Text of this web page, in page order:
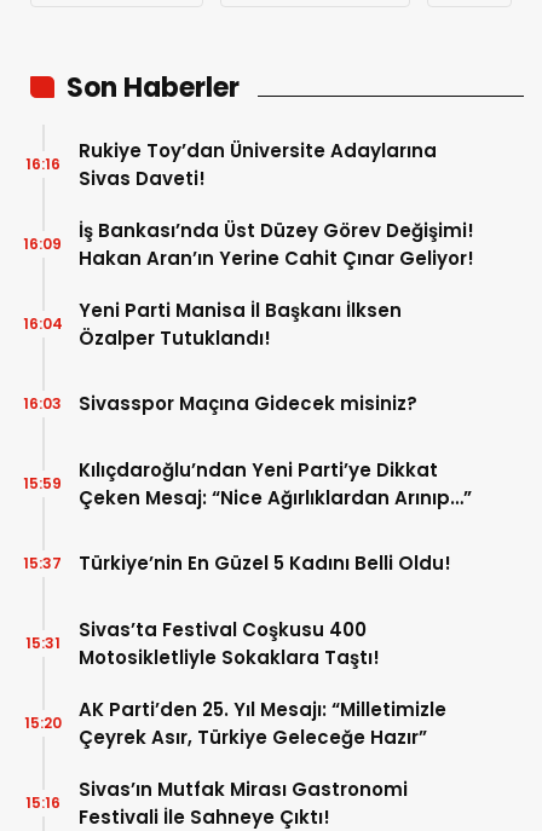
Son Haberler
Rukiye Toy’dan Üniversite Adaylarına
Sivas Daveti!
16:16
İş Bankası’nda Üst Düzey Görev Değişimi!
Hakan Aran’ın Yerine Cahit Çınar Geliyor!
16:09
Yeni Parti Manisa İl Başkanı İlksen
Özalper Tutuklandı!
16:04
Sivasspor Maçına Gidecek misiniz?
16:03
Kılıçdaroğlu’ndan Yeni Parti’ye Dikkat
Çeken Mesaj: “Nice Ağırlıklardan Arınıp…”
15:59
Türkiye’nin En Güzel 5 Kadını Belli Oldu!
15:37
Sivas’ta Festival Coşkusu 400
Motosikletliyle Sokaklara Taştı!
15:31
AK Parti’den 25. Yıl Mesajı: “Milletimizle
Çeyrek Asır, Türkiye Geleceğe Hazır”
15:20
Sivas’ın Mutfak Mirası Gastronomi
Festivali İle Sahneye Çıktı!
15:16